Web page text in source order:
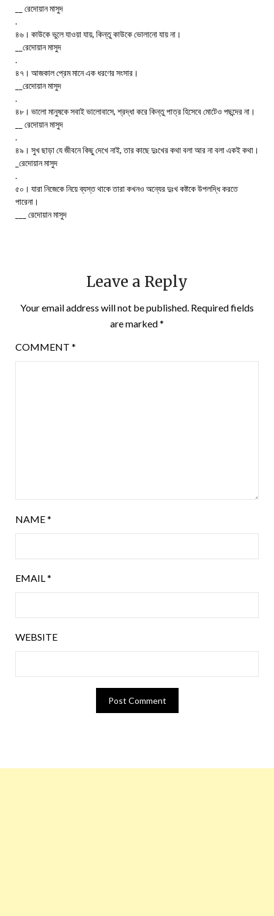
__ রেদোয়ান মাসুদ
.
৪৬। কাউকে ভুলে যাওয়া যায়, কিন্তু কাউকে ভোলানো যায় না।
__রেদোয়ান মাসুদ
.
৪৭। আজকাল প্রেম মানে এক ধরণের সংসার।
__রেদোয়ান মাসুদ
.
৪৮। ভালো মানুষকে সবাই ভালোবাসে, শ্রদ্ধা করে কিন্তু পাত্র হিসেবে মোটেও পছন্দের না।
__ রেদোয়ান মাসুদ
.
৪৯। সুখ ছাড়া যে জীবনে কিছু দেখে নাই, তার কাছে দুঃখের কথা বলা আর না বলা একই কথা।
_রেদোয়ান মাসুদ
.
৫০। যারা নিজেকে নিয়ে ব্যস্ত থাকে তারা কখনও অন্যের দুঃখ কষ্টকে উপলদ্ধি করতে
পারেনা।
___ রেদোয়ান মাসুদ
Leave a Reply
Your email address will not be published. Required fields
are marked*
COMMENT *
NAME*
EMAIL *
WEBSITE